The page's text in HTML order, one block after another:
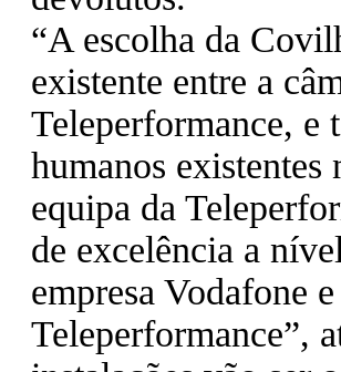
“A escolha da
existente entre a
Teleperformance, e
humanos
equipa da
de excelência a
empresa Vodafone
Teleperformance”,